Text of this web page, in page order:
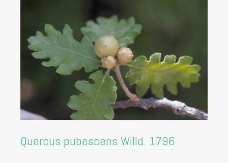
Quercus pubescens Willd. 1796